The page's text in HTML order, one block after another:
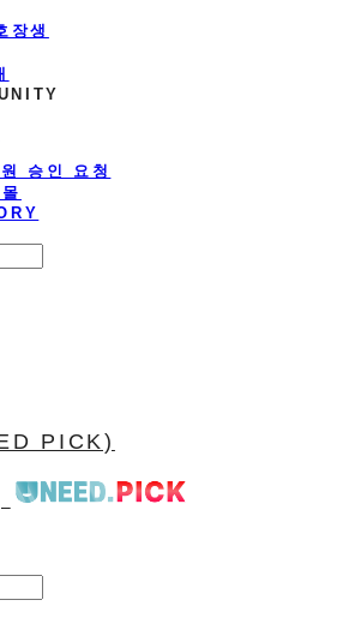
장생
승인 요청
PICK)